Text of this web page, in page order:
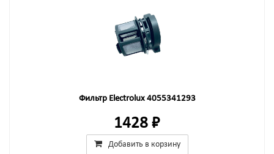
Фильтр Electrolux 4055341293
1428 ₽
Добавить в корзину